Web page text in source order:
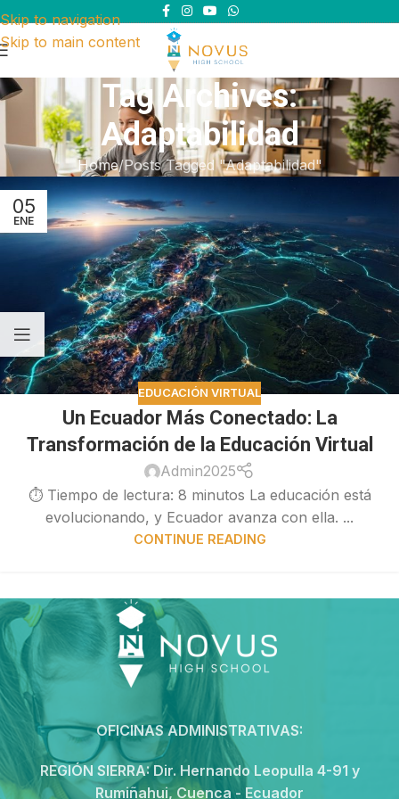
Skip to navigation
Skip to main content
Tag Archives:
Adaptabilidad
Home Posts Tagged "Adaptabilidad"
05
ENE
EDUCACIÓN VIRTUAL
Un Ecuador Más Conectado: La
Transformación de la Educación Virtual
Admin2025
⏱ Tiempo de lectura: 8 minutos La educación está
evolucionando, y Ecuador avanza con ella. ...
CONTINUE READING
OFICINAS ADMINISTRATIVAS:
REGIÓN SIERRA:Dir. Hernando Leopulla 4-91 y
Rumiñahui, Cuenca - Ecuador